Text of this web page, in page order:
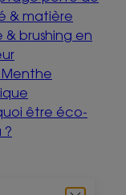
& matière
& brushing en
être éco-
?